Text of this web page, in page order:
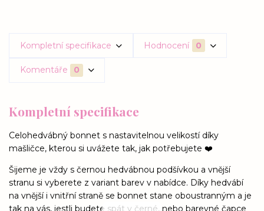
Kompletní specifikace Hodnocení 0
Komentáře 0
Kompletní specifikace
Celohedvábný bonnet s nastavitelnou velikostí díky
mašličce, kterou si uvážete tak, jak potřebujete ❤️
Šijeme je vždy s černou hedvábnou podšívkou a vnější
stranu si vyberete z variant barev v nabídce. Díky hedvábí
na vnější i vnitřní straně se bonnet stane oboustranným a je
tak na vás, jestli budete spát v černé, nebo barevné čapce